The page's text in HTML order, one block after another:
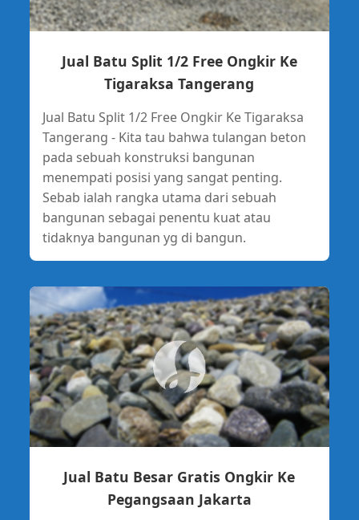
Jual Batu Split 1/2 Free Ongkir Ke
Tigaraksa Tangerang
Jual Batu Split 1/2 Free Ongkir Ke Tigaraksa
Tangerang - Kita tau bahwa tulangan beton
pada sebuah konstruksi bangunan
menempati posisi yang sangat penting.
Sebab ialah rangka utama dari sebuah
bangunan sebagai penentu kuat atau
tidaknya bangunan yg di bangun.
Jual Batu Besar Gratis Ongkir Ke
Pegangsaan Jakarta